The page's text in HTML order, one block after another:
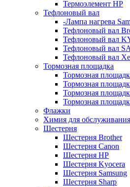
Термоэлемент НР
Тефлоновый вал
-Лампа нагрева
Тефлоновый вал
Тефлоновый вал
Тефлоновый вал
Тефлоновый вал
Тормозная площадка
Тормозная
Тормозная
Тормозная
Тормозная
Флажки
Химия для
Шестерня
Шестерня Brother
Шестерня Canon
Шестерня HP
Шестерня Kyocera
Шестерня Samsung
Шестерня Sharp